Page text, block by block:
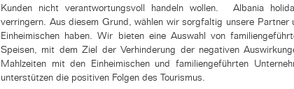
Kunden nicht verantwortungsvoll handeln wollen. Albania
verringern. Aus diesem Grund, wählen wir sorgfaltig unsere
Einheimischen haben. Wir bieten eine Auswahl von
Speisen, mit dem Ziel der Verhinderung der negativen
Mahlzeiten mit den Einheimischen und familiengeführten
unterstützen die positiven Folgen des Tourismus.